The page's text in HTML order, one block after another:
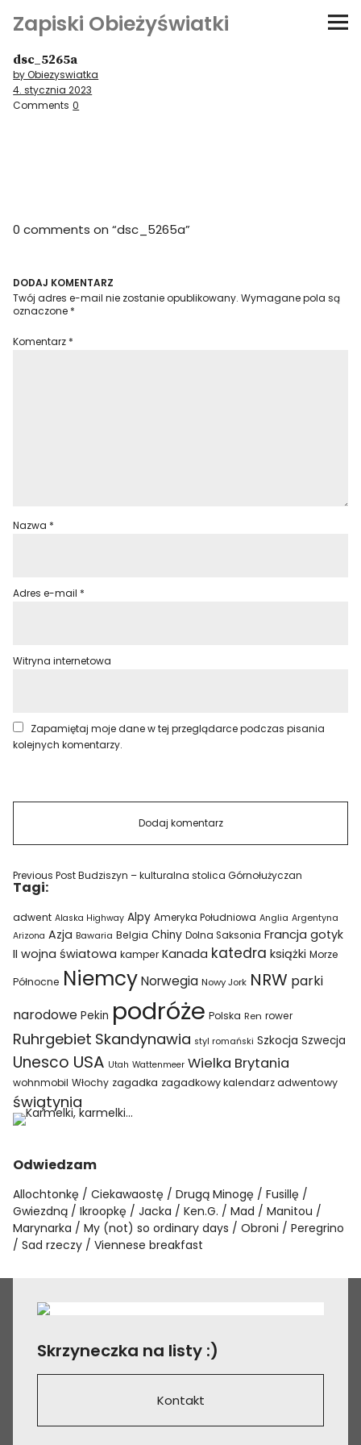
Zapiski Obieżyświatki
Podróże
Kultura i sztuka
Niezwyczajne ściany
Dom na kółkach
dsc_5265a
by Obiezyswiatka
4. stycznia 2023
Comments 0
0 comments on “dsc_5265a”
DODAJ KOMENTARZ
Twój adres e-mail nie zostanie opublikowany. Wymagane pola są
oznaczone *
Komentarz *
Nazwa *
Adres e-mail *
Witryna internetowa
Zapamiętaj moje dane w tej przeglądarce podczas pisania
kolejnych komentarzy.
Previous PostBudziszyn – kulturalna stolica Górnołużyczan
Tagi:
adwent Alaska Highway Alpy Ameryka Południowa Anglia Argentyna
Arizona Azja Bawaria Belgia Chiny Dolna Saksonia Francja gotyk
II wojna światowa kamper Kanada katedra książki Morze
Północne Niemcy Norwegia Nowy Jork NRW parki
narodowe Pekin podróże Polska Ren rower
Ruhrgebiet Skandynawia styl romański Szkocja Szwecja
Unesco USA Utah Wattenmeer Wielka Brytania
wohnmobil Włochy zagadka zagadkowy kalendarz adwentowy
świątynia
Odwiedzam
Allochtonkę Ciekawaostę Drugą Minogę
Fusillę
Gwiezdną
Ikroopkę Jacka Ken.G. Mad
Manitou
Marynarka
My (not) so ordinary days Obroni
Peregrino
Sad rzeczy
Viennese breakfast
Skrzyneczka na listy :)
Kontakt